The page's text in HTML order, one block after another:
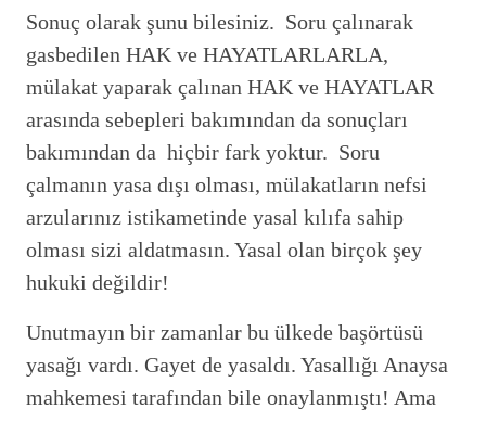
Sonuç olarak şunu bilesiniz. Soru çalınarak
gasbedilen HAK ve HAYATLARLARLA,
mülakat yaparak çalınan HAK ve HAYATLAR
arasında sebepleri bakımından da sonuçları
bakımından da hiçbir fark yoktur. Soru
çalmanın yasa dışı olması, mülakatların nefsi
arzularınız istikametinde yasal kılıfa sahip
olması sizi aldatmasın. Yasal olan birçok şey
hukuki değildir!
Unutmayın bir zamanlar bu ülkede başörtüsü
yasağı vardı. Gayet de yasaldı. Yasallığı Anaysa
mahkemesi tarafından bile onaylanmıştı! Ama